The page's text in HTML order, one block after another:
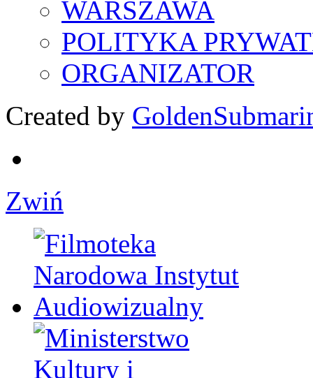
WARSZAWA
POLITYKA
ORGANIZATOR
Created by
Zwiń